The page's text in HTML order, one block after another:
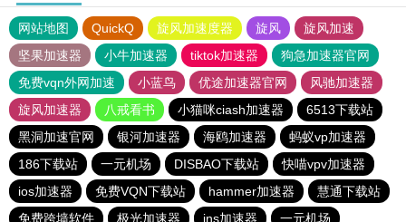
网站地图 QuickQ 旋风加速度器 旋风
旋风加速
坚果加速器
小牛加速器 tiktok加速器
狗急加速器官网
免费vqn外网加速
小蓝鸟 优途加速器官网
风驰加速器
旋风加速器
八戒看书 小猫咪ciash加速器
6513下载站
黑洞加速官网
银河加速器 海鸥加速器
蚂蚁vp加速器
186下载站
一元机场 DISBAO下载站
快喵vpv加速器
ios加速器
免费VQN下载站 hammer加速器
慧通下载站
免费跨墙软件
极光加速器 ins加速器 一元机场